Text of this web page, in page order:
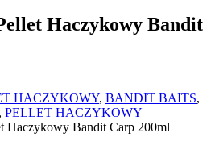
Haczykowy Bandit
HACZYKOWY, BANDIT BAITS,
, PELLET HACZYKOWY
Haczykowy Bandit Carp 200ml